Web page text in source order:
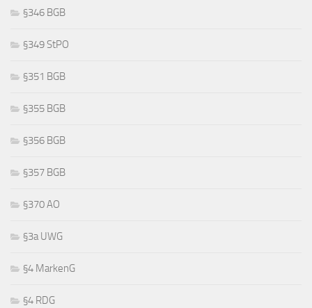
§346 BGB
§349 StPO
§351 BGB
§355 BGB
§356 BGB
§357 BGB
§370 AO
§3a UWG
§4 MarkenG
§4 RDG